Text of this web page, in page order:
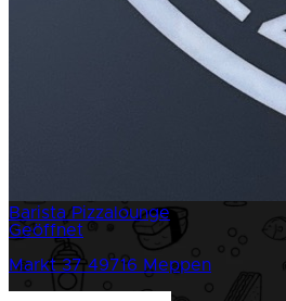
Barista Pizzalounge
Geöffnet
Markt 37 49716 Meppen